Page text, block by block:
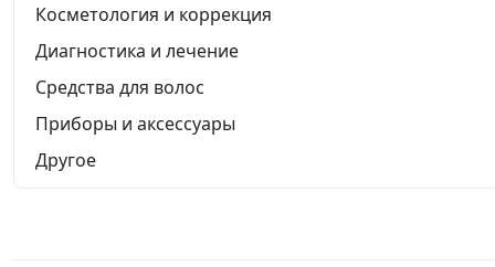
Косметология и коррекция
Диагностика и лечение
Средства для волос
Приборы и аксессуары
Другое